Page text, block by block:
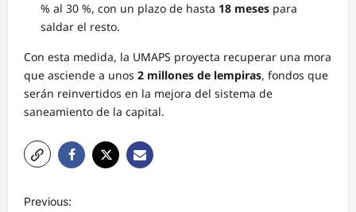
% al 30 %, con un plazo de hasta 18 meses para
saldar el resto.
Con esta medida, la UMAPS proyecta recuperar una mora
que asciende a unos 2 millones de lempiras, fondos que
serán reinvertidos en la mejora del sistema de
saneamiento de la capital.
NPrevious: